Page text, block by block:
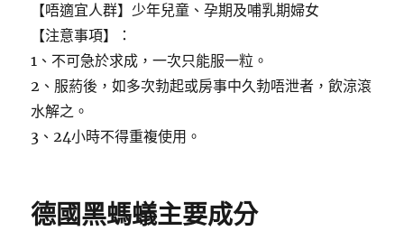
【唔適宜人群】少年兒童、孕期及哺乳期婦女
【注意事項】：
1、不可急於求成，一次只能服一粒。
2、服葯後，如多次勃起或房事中久勃唔泄者，飲涼滾
水解之。
3、24小時不得重複使用。
德國黑螞蟻主要成分